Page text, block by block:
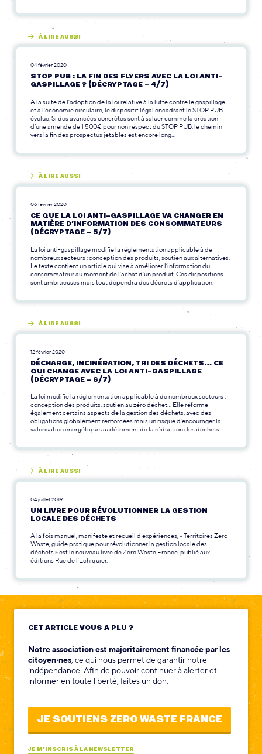
À LIRE AUSSI
04 février 2020
STOP PUB : LA FIN DES FLYERS AVEC LA LOI ANTI-
GASPILLAGE ? (DÉCRYPTAGE – 4/7)
A la suite de l’adoption de la loi relative à la lutte contre le gaspillage
et à l’économie circulaire, le dispositif légal encadrant le STOP PUB
évolue. Si des avancées concrètes sont à saluer comme la création
d’une amende de 1 500€ pour non respect du STOP PUB, le chemin
vers la fin des prospectus jetables est encore long…
À LIRE AUSSI
06 février 2020
CE QUE LA LOI ANTI-GASPILLAGE VA CHANGER EN
MATIÈRE D’INFORMATION DES CONSOMMATEURS
(DÉCRYPTAGE – 5/7)
La loi anti-gaspillage modifie la réglementation applicable à de
nombreux secteurs : conception des produits, soutien aux alternatives.
Le texte contient un article qui vise à améliorer l’information du
consommateur au moment de l’achat d’un produit. Ces dispositions
sont ambitieuses mais tout dépendra des décrets d’application.
À LIRE AUSSI
12 février 2020
DÉCHARGE, INCINÉRATION, TRI DES DÉCHETS… CE
QUI CHANGE AVEC LA LOI ANTI-GASPILLAGE
(DÉCRYPTAGE – 6/7)
La loi modifie la réglementation applicable à de nombreux secteurs :
conception des produits, soutien au zéro déchet… Elle réforme
également certains aspects de la gestion des déchets, avec des
obligations globalement renforcées mais un risque d’encourager la
valorisation énergétique au détriment de la réduction des déchets.
À LIRE AUSSI
04 juillet 2019
UN LIVRE POUR RÉVOLUTIONNER LA GESTION
LOCALE DES DÉCHETS
A la fois manuel, manifeste et recueil d’expériences, « Territoires Zero
Waste, guide pratique pour révolutionner la gestion locale des
déchets » est le nouveau livre de Zero Waste France, publié aux
éditions Rue de l’Échiquier.
CET ARTICLE VOUS A PLU ?
Notre association est majoritairement financée par les
citoyen‧nes, ce qui nous permet de garantir notre
indépendance. Afin de pouvoir continuer à alerter et
informer en toute liberté, faites un don.
JE SOUTIENS ZERO WASTE FRANCE
JE M'INSCRIS À LA NEWSLETTER